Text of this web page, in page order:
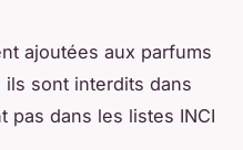
ajoutées aux parfums
sont interdits dans
pas dans les listes INCI